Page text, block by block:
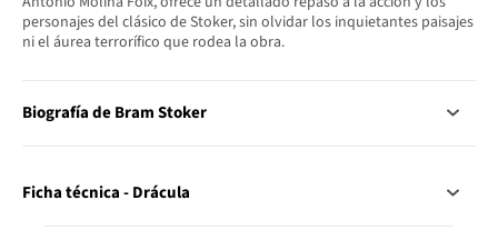
personajes del clásico de Stoker, sin olvidar los inquietantes paisajes
ni el áurea terrorífico que rodea la obra.
Biografía de Bram Stoker
Ficha técnica - Drácula